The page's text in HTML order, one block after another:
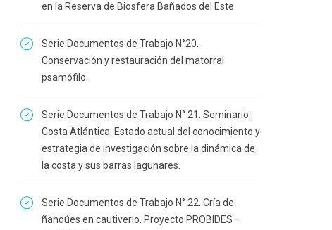
en la Reserva de Biosfera Bañados del Este.
Serie Documentos de Trabajo N°20.
Conservación y restauración del matorral
psamófilo.
Serie Documentos de Trabajo N° 21. Seminario:
Costa Atlántica. Estado actual del conocimiento y
estrategia de investigación sobre la dinámica de
la costa y sus barras lagunares.
Serie Documentos de Trabajo N° 22. Cría de
ñandúes en cautiverio. Proyecto PROBIDES –